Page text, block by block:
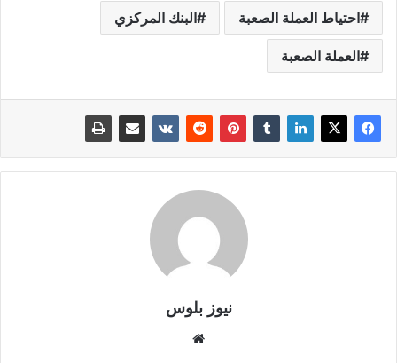
احتياط العملة الصعبة البنك المركزي
العملة الصعبة
نيوز بلوس